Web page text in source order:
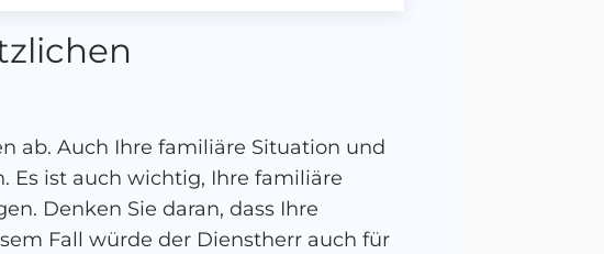
ab. Auch Ihre familiäre Situation und
Es ist auch wichtig, Ihre familiäre
Denken Sie daran, dass Ihre
Fall würde der Dienstherr auch für